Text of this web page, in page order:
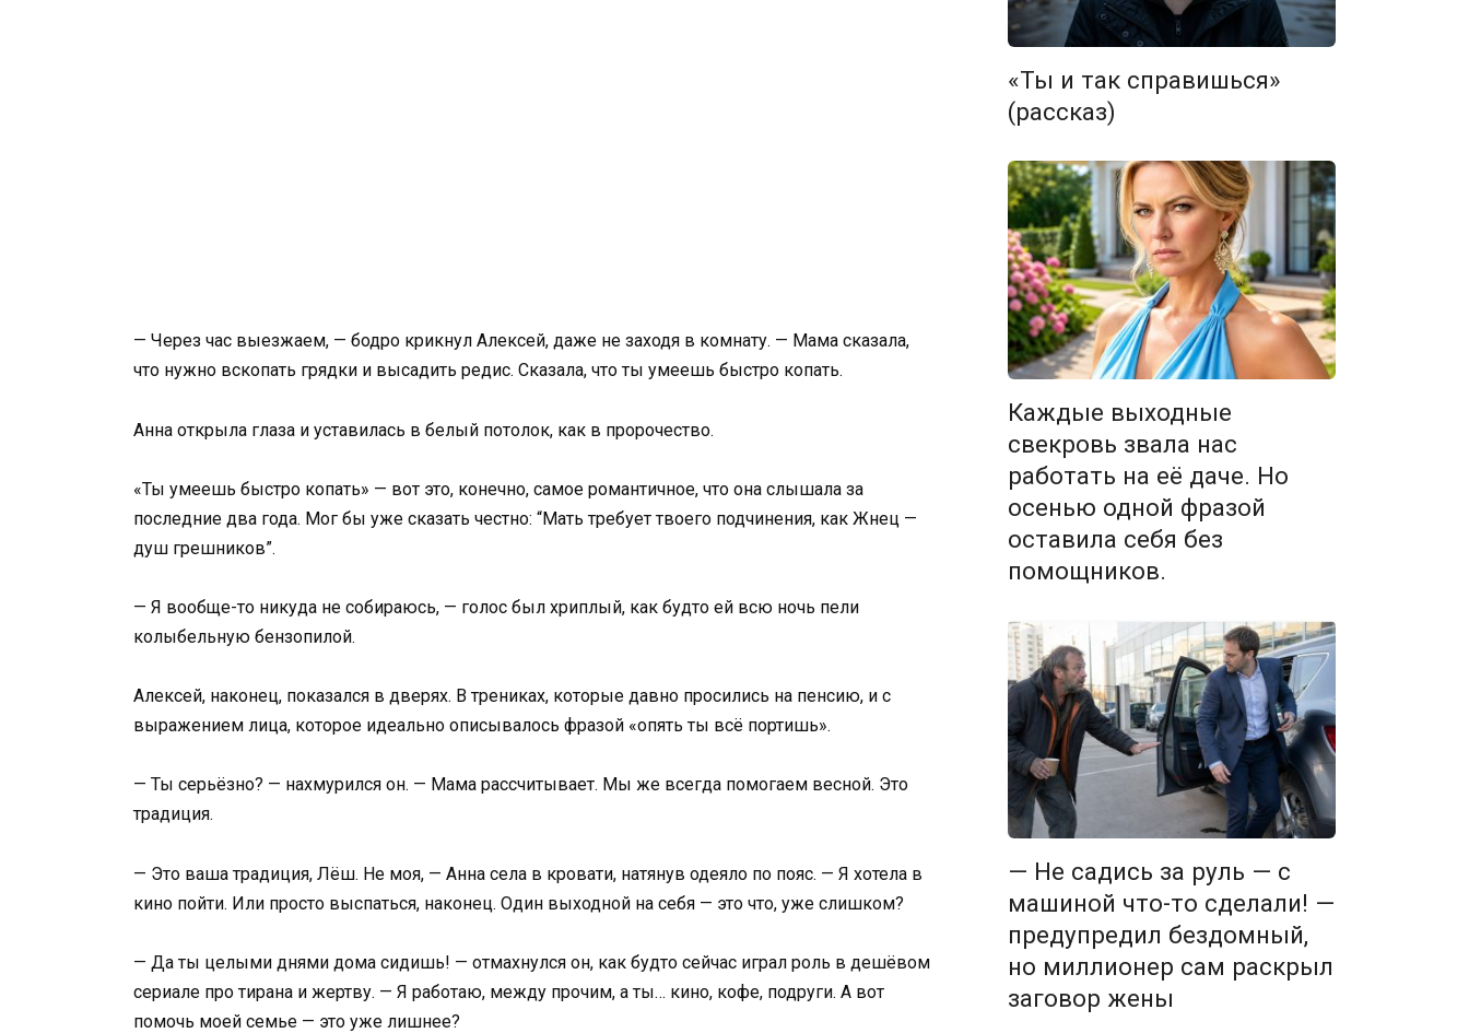
— Через час выезжаем, — бодро крикнул Алексей, даже не заходя в комнату. — Мама сказала,
что нужно вскопать грядки и высадить редис. Сказала, что ты умеешь быстро копать.
Анна открыла глаза и уставилась в белый потолок, как в пророчество.
«Ты умеешь быстро копать» — вот это, конечно, самое романтичное, что она слышала за
последние два года. Мог бы уже сказать честно: “Мать требует твоего подчинения, как Жнец —
душ грешников”.
— Я вообще-то никуда не собираюсь, — голос был хриплый, как будто ей всю ночь пели
колыбельную бензопилой.
Алексей, наконец, показался в дверях. В трениках, которые давно просились на пенсию, и с
выражением лица, которое идеально описывалось фразой «опять ты всё портишь».
— Ты серьёзно? — нахмурился он. — Мама рассчитывает. Мы же всегда помогаем весной. Это
традиция.
— Это ваша традиция, Лёш. Не моя, — Анна села в кровати, натянув одеяло по пояс. — Я хотела в
кино пойти. Или просто выспаться, наконец. Один выходной на себя — это что, уже слишком?
— Да ты целыми днями дома сидишь! — отмахнулся он, как будто сейчас играл роль в дешёвом
сериале про тирана и жертву. — Я работаю, между прочим, а ты… кино, кофе, подруги. А вот
помочь моей семье — это уже лишнее?
«Ты и так справишься»
(рассказ)
Каждые выходные
свекровь звала нас
работать на её даче. Но
осенью одной фразой
оставила себя без
помощников.
— Не садись за руль — с
машиной что-то сделали! —
предупредил бездомный,
но миллионер сам раскрыл
заговор жены